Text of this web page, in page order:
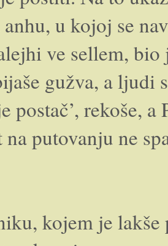
u kojoj se
ve sellem,
gužva, a ljudi
postač’, rekoše,
na putovanju ne
kojem je